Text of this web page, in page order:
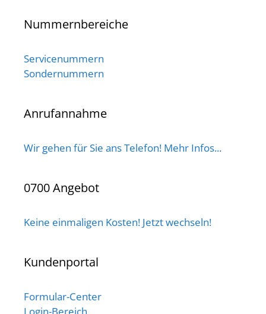
Nummernbereiche
Servicenummern
Sondernummern
Anrufannahme
Wir gehen für Sie ans Telefon! Mehr Infos...
0700 Angebot
Keine einmaligen Kosten! Jetzt wechseln!
Kundenportal
Formular-Center